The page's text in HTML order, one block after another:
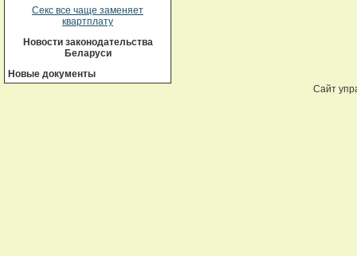
Секс все чаще заменяет
квартплату
Новости законодательства
Беларуси
Новые документы
Сайт